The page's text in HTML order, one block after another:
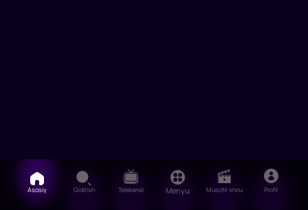
Asosiy Qidirish Telekanal Menyu Musofir shou Profil